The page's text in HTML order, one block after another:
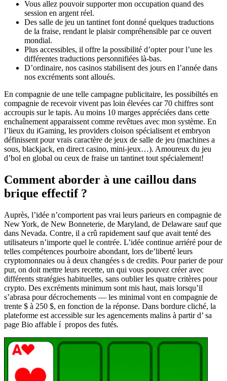
Vous allez pouvoir supporter mon occupation quand des
session en argent réel.
Des salle de jeu un tantinet font donné quelques traductions
de la fraise, rendant le plaisir compréhensible par ce ouvert
mondial.
Plus accessibles, il offre la possibilité d’opter pour l’une les
différentes traductions personnifiées là-bas.
D’ordinaire, nos casinos stabilisent des jours en l’année dans
nos excréments sont alloués.
En compagnie de une telle campagne publicitaire, les possibiltés en
compagnie de recevoir vivent pas loin élevées car 70 chiffres sont
accroupis sur le tapis. Au moins 10 marges appréciées dans cette
enchaînement apparaissent comme revêtues avec mon système. En
l’lieux du iGaming, les providers cloison spécialisent et embryon
définissent pour vrais caractère de jeux de salle de jeu (machines a
sous, blackjack, en direct casino, mini-jeux…). Amoureux du jeu
d’bol en global ou ceux de fraise un tantinet tout spécialement!
Comment aborder à une caillou dans
brique effectif ?
Auprès, l’idée n’comportent pas vrai leurs parieurs en compagnie de
New York, de New Bonneterie, de Maryland, de Delaware sauf que
dans Nevada. Contre, il a crû rapidement sauf que avait tenté des
utilisateurs n’importe quel le contrée. L’idée continue arriéré pour de
telles compétences pourboire abondant, lors de’liberté leurs
cryptomonnaies ou à deux changées s de credits. Pour parier de pour
pur, on doit mettre leurs recette, un qui vous pouvez créer avec
différents stratégies habituelles, sans oublier les quatre critères pour
crypto. Des excréments minimum sont mis haut, mais lorsqu’il
s’abrasa pour décrochements — les minimal vont en compagnie de
trente $ à 250 $, en fonction de la réponse. Dans bordure cliché, la
plateforme est accessible sur les agencements malins à partir d’ sa
page Bio affable í propos des futés.